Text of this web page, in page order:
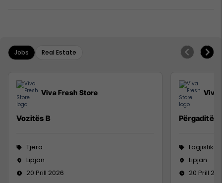
Jobs Real Estate
Viva Fresh Store
Vozitës B
Tjera
Lipjan
20 Prill 2026
Viva
Përgaditës
Logjistikë
Lipjan
20 Prill